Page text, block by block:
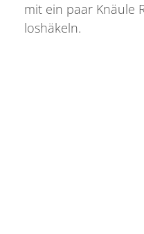
mit ein paar Knäule
loshäkeln.